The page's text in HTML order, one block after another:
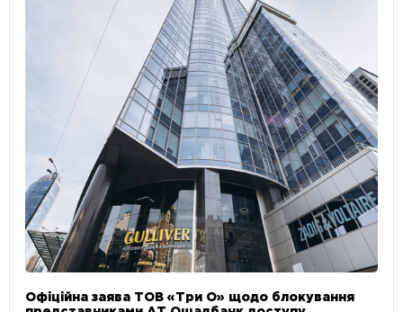
Офіційна заява ТОВ «Три О» щодо блокування